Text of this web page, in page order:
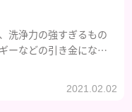
洗浄力の強すぎるもの
ーなどの引き金になっ
2021.02.02